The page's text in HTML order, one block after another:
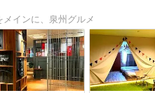
インに、泉州グルメ